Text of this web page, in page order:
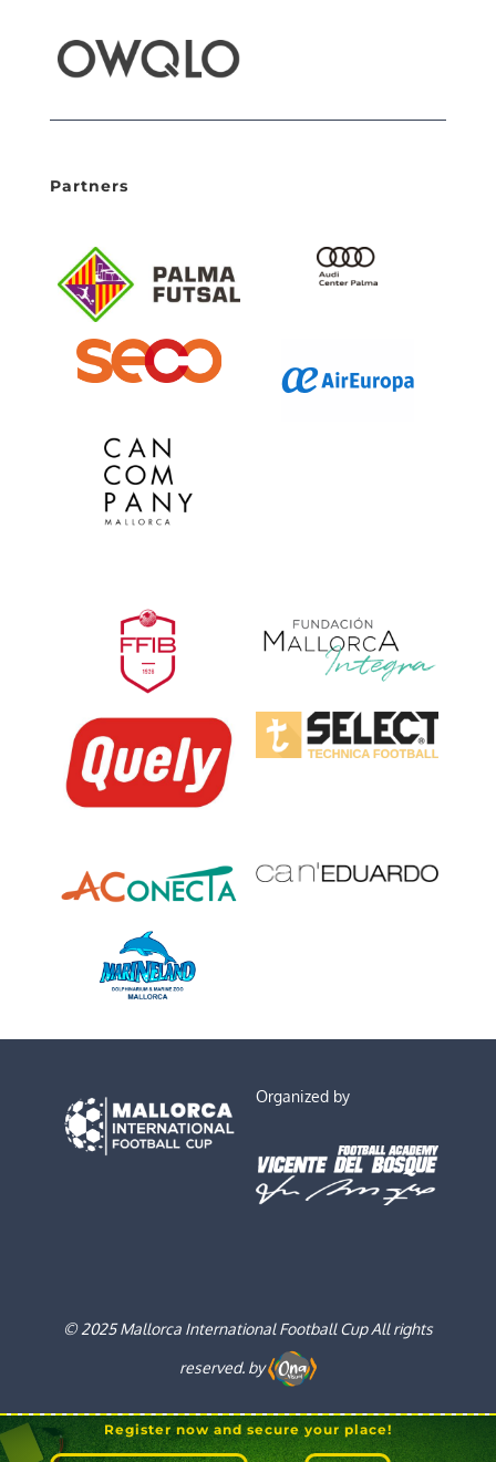
Partners
Organized by
© 2025 Mallorca International Football Cup All rights
reserved. by
Register now and secure your place!